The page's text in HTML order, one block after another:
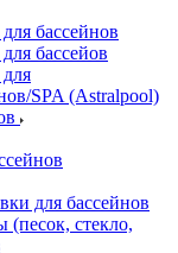
бассейнов
бассейов
SPA (Astralpool)
для бассейнов
стекло,